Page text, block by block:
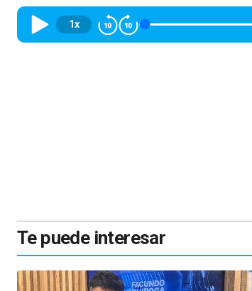
1x
Te puede interesar